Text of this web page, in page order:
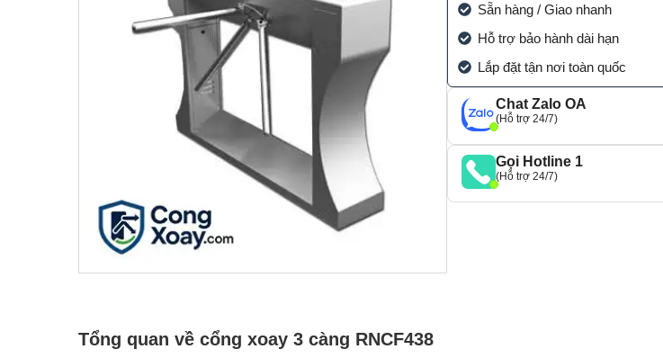
Sẵn hàng / Giao nhanh
Hỗ trợ bảo hành dài hạn
Lắp đặt tận nơi toàn quốc
Chat Zalo OA
(Hỗ trợ 24/7)
Gọi Hotline 1
(Hỗ trợ 24/7)
Tổng quan về cổng xoay 3 càng RNCF438